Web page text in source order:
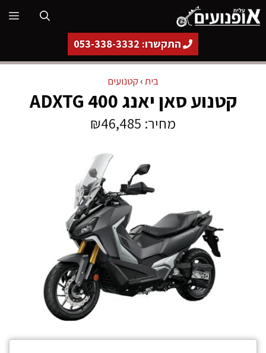
לדלג
לתוכן
התקשרו: 053-338-3332
בית›קטנועים
קטנוע סאן יאנג ADXTG 400
מחיר: ₪46,485